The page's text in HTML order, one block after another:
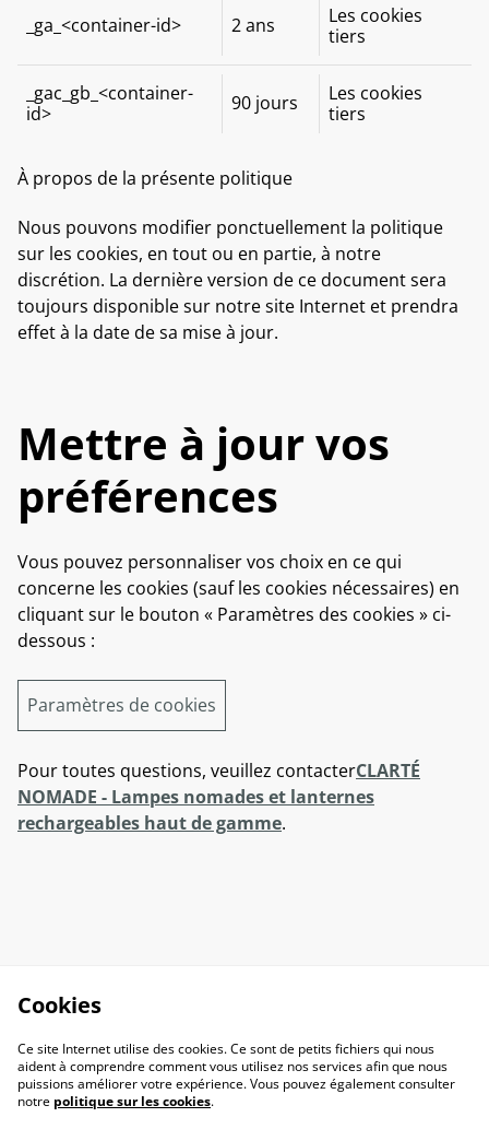
_ga_<container-id> 2 ans
Les cookies
tiers
_gac_gb_<container-
id>
90 jours
Les cookies
tiers
À propos de la présente politique
Nous pouvons modifier ponctuellement la politique
sur les cookies, en tout ou en partie, à notre
discrétion. La dernière version de ce document sera
toujours disponible sur notre site Internet et prendra
effet à la date de sa mise à jour.
Mettre à jour vos
préférences
Vous pouvez personnaliser vos choix en ce qui
concerne les cookies (sauf les cookies nécessaires) en
cliquant sur le bouton « Paramètres des cookies » ci-
dessous :
Paramètres de cookies
Pour toutes questions, veuillez contacterCLARTÉ
NOMADE - Lampes nomades et lanternes
rechargeables haut de gamme.
Cookies
Ce site Internet utilise des cookies. Ce sont de petits fichiers qui nous
aident à comprendre comment vous utilisez nos services afin que nous
puissions améliorer votre expérience. Vous pouvez également consulter
notre politique sur les cookies.